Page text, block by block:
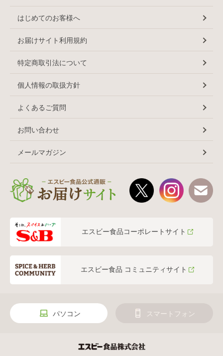
はじめてのお客様へ
お届けサイト利用規約
特定商取引法について
個人情報の取扱方針
よくあるご質問
お問い合わせ
メールマガジン
エスビー食品コーポレートサイト
エスビー食品 コミュニティサイト
パソコン スマートフォン